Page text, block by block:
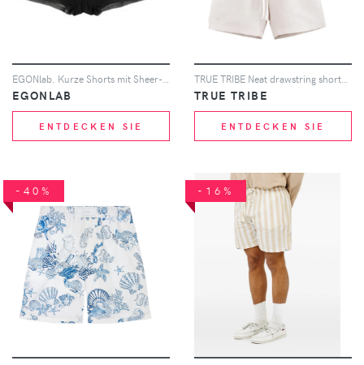
EGONLAB
ENTDECKEN SIE
TRUE TRIBE
ENTDECKEN SIE
-40% -16%